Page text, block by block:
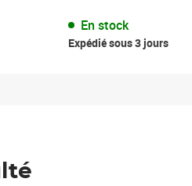
En stock
Expédié sous 3 jours